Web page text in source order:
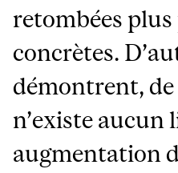
retombées
concrètes.
démontrent, de
n’existe aucun
augmentation